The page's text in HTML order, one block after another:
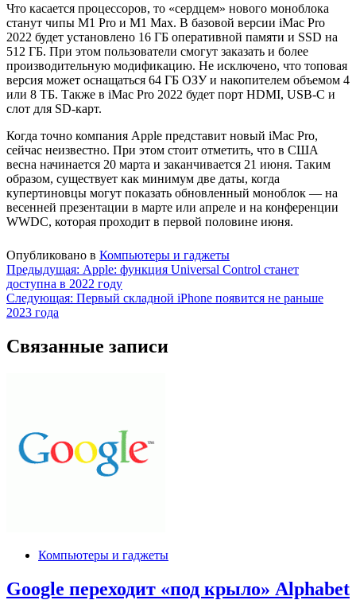
Что касается процессоров, то «сердцем» нового моноблока
станут чипы M1 Pro и M1 Max. В базовой версии iMac Pro
2022 будет установлено 16 ГБ оперативной памяти и SSD на
512 ГБ. При этом пользователи смогут заказать и более
производительную модификацию. Не исключено, что топовая
версия может оснащаться 64 ГБ ОЗУ и накопителем объемом 4
или 8 ТБ. Также в iMac Pro 2022 будет порт HDMI, USB-C и
слот для SD-карт.
Когда точно компания Apple представит новый iMac Pro,
сейчас неизвестно. При этом стоит отметить, что в США
весна начинается 20 марта и заканчивается 21 июня. Таким
образом, существует как минимум две даты, когда
купертиновцы могут показать обновленный моноблок — на
весенней презентации в марте или апреле и на конференции
WWDC, которая проходит в первой половине июня.
Опубликовано в Компьютеры и гаджеты
Навигация
по
записям
Предыдущая: Apple: функция Universal Control станет
доступна в 2022 году
Следующая: Первый складной iPhone появится не раньше
2023 года
Связанные записи
Компьютеры и гаджеты
Google переходит «под крыло» Alphabet